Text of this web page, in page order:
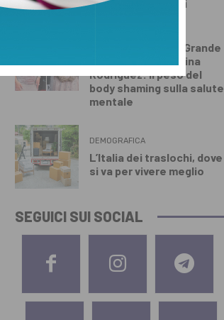
Francesco Guccini
Dal ritiro di Ariana Grande
agli insulti a Georgina
Rodriguez: il peso del
body shaming sulla salute
mentale
DEMOGRAFICA
L’Italia dei traslochi, dove
si va per vivere meglio
SEGUICI SUI SOCIAL